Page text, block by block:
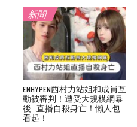
新聞
ENHYPEN西村力站姐和成員互
動被審判！遭受大規模網暴
後…直播自殺身亡！懶人包
看起！